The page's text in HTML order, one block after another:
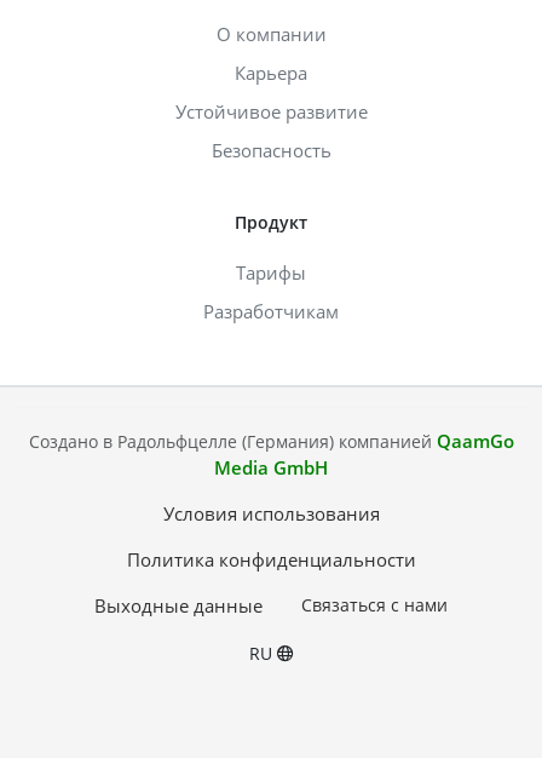
О компании
Карьера
Устойчивое развитие
Безопасность
Продукт
Тарифы
Разработчикам
Создано в Радольфцелле (Германия) компанией QaamGo
Media GmbH
Условия использования
Политика конфиденциальности
Выходные данные
Связаться с нами
RU